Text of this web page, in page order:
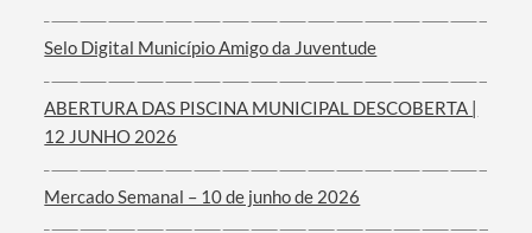
Selo Digital Município Amigo da Juventude
ABERTURA DAS PISCINA MUNICIPAL DESCOBERTA |
12 JUNHO 2026
Mercado Semanal – 10 de junho de 2026